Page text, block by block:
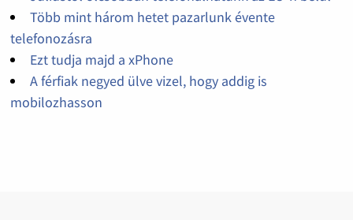
Több mint három hetet pazarlunk évente
telefonozásra
Ezt tudja majd a xPhone
A férfiak negyed ülve vizel, hogy addig is
mobilozhasson